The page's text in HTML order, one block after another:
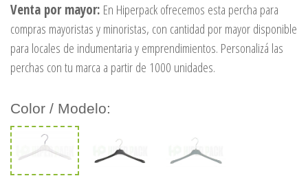
Venta por mayor: En Hiperpack ofrecemos esta percha para
compras mayoristas y minoristas, con cantidad por mayor disponible
para locales de indumentaria y emprendimientos. Personalizá las
perchas con tu marca a partir de 1000 unidades.
Color / Modelo: